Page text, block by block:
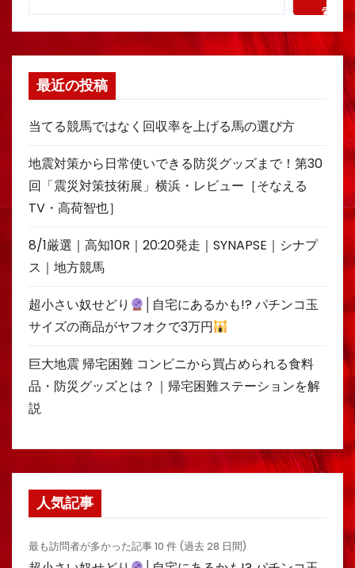
索
最近の投稿
当てる競馬ではなく回収率を上げる馬の選び方
地震対策から日常使いできる防災グッズまで！第30
回「震災対策技術展」横浜・レビュー［そなえる
TV・高荷智也］
8/1厳選｜高知10R｜20:20発走｜SYNAPSE｜シナプ
ス｜地方競馬
超小さい奴せどり
│自宅にあるかも!? パチンコ玉
サイズの商品がヤフオクで3万円
巨大地震 帰宅困難 コンビニから買占められる食料
品・防災グッズとは？｜帰宅困難ステーションを解
説
人気記事
最も訪問者が多かった記事 10 件 (過去 28 日間)